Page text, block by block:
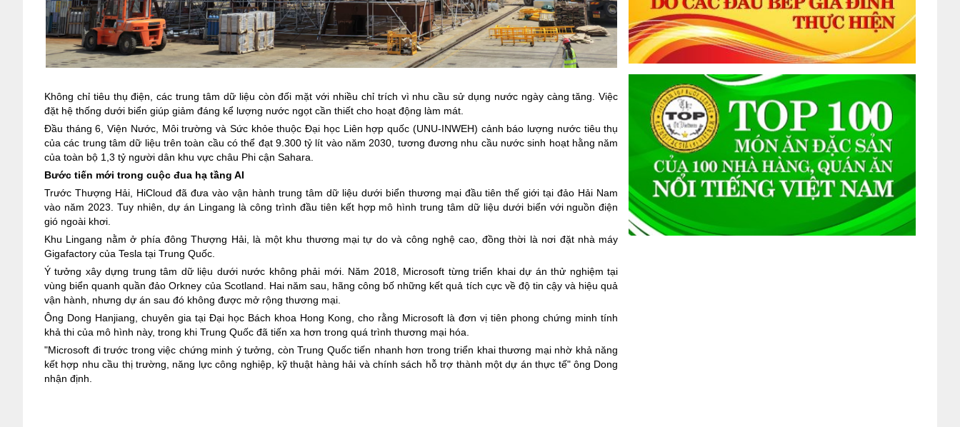
Không chỉ tiêu thụ điện, các trung tâm dữ liệu còn đối mặt với nhiều chỉ trích vì nhu cầu sử dụng nước ngày càng tăng. Việc
đặt hệ thống dưới biển giúp giảm đáng kể lượng nước ngọt cần thiết cho hoạt động làm mát.
Đầu tháng 6, Viện Nước, Môi trường và Sức khỏe thuộc Đại học Liên hợp quốc (UNU-INWEH) cảnh báo lượng nước tiêu thụ
của các trung tâm dữ liệu trên toàn cầu có thể đạt 9.300 tỷ lít vào năm 2030, tương đương nhu cầu nước sinh hoạt hằng năm
của toàn bộ 1,3 tỷ người dân khu vực châu Phi cận Sahara.
Bước tiến mới trong cuộc đua hạ tầng AI
Trước Thượng Hải, HiCloud đã đưa vào vận hành trung tâm dữ liệu dưới biển thương mại đầu tiên thế giới tại đảo Hải Nam
vào năm 2023. Tuy nhiên, dự án Lingang là công trình đầu tiên kết hợp mô hình trung tâm dữ liệu dưới biển với nguồn điện
gió ngoài khơi.
Khu Lingang nằm ở phía đông Thượng Hải, là một khu thương mại tự do và công nghệ cao, đồng thời là nơi đặt nhà máy
Gigafactory của Tesla tại Trung Quốc.
Ý tưởng xây dựng trung tâm dữ liệu dưới nước không phải mới. Năm 2018, Microsoft từng triển khai dự án thử nghiệm tại
vùng biển quanh quần đảo Orkney của Scotland. Hai năm sau, hãng công bố những kết quả tích cực về độ tin cậy và hiệu quả
vận hành, nhưng dự án sau đó không được mở rộng thương mại.
Ông Dong Hanjiang, chuyên gia tại Đại học Bách khoa Hong Kong, cho rằng Microsoft là đơn vị tiên phong chứng minh tính
khả thi của mô hình này, trong khi Trung Quốc đã tiến xa hơn trong quá trình thương mại hóa.
"Microsoft đi trước trong việc chứng minh ý tưởng, còn Trung Quốc tiến nhanh hơn trong triển khai thương mại nhờ khả năng
kết hợp nhu cầu thị trường, năng lực công nghiệp, kỹ thuật hàng hải và chính sách hỗ trợ thành một dự án thực tế"ông Dong
nhận định.